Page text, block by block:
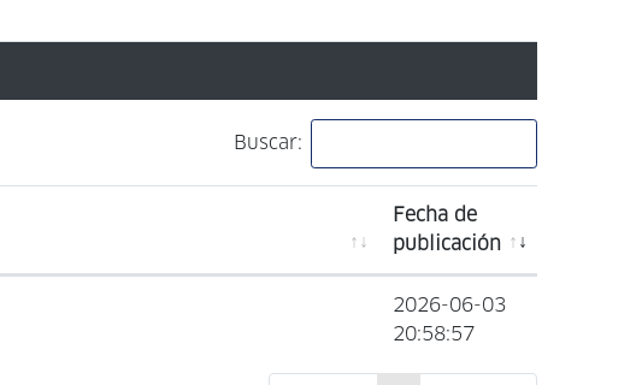
Buscar:
Fecha de
publicación
2026-06-03
20:58:57